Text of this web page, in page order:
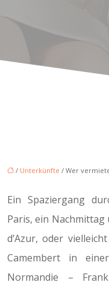
/ Unterkünfte / Wer
Ein Spaziergang
Paris, ein
d’Azur, oder
Camembert in
Normandie –